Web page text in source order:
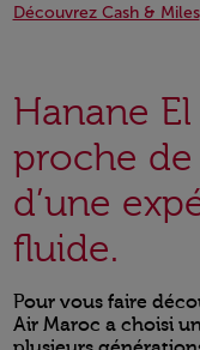
Découvrez Cash & Miles
Hanane
proche de
d’une
fluide.
Pour vous faire
Air Maroc a choisi